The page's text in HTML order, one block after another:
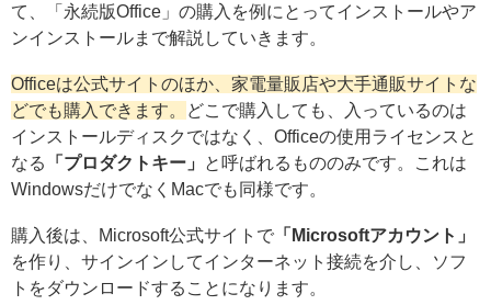
て、「永続版Office」の購入を例にとってインストールやア
ンインストールまで解説していきます。
Officeは公式サイトのほか、家電量販店や大手通販サイトな
どでも購入できます。
どこで購入しても、入っているのは
インストールディスクではなく、Officeの使用ライセンスと
なる
「プロダクトキー」
と呼ばれるもののみです。これは
WindowsだけでなくMacでも同様です。
購入後は、Microsoft公式サイトで 「Microsoftアカウント」
を作り、サインインしてインターネット接続を介し、ソフ
トをダウンロードすることになります。